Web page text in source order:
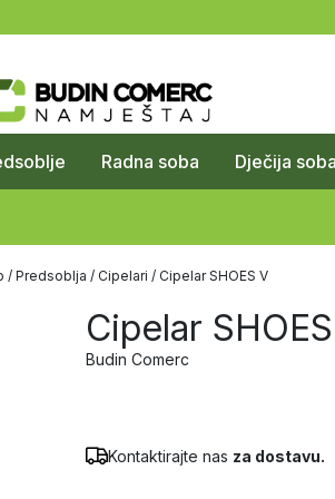
Radna soba Dječija soba
/ Predsoblja / Cipelari / Cipelar SHOES V
Cipelar
Budin Comerc
Kontaktirajte nas za dostavu.